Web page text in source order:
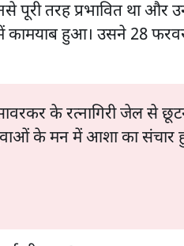
तरह प्रभावित था और
कामयाब हुआ। उसने 28
के रत्नागिरी जेल से
के मन में आशा का संचार